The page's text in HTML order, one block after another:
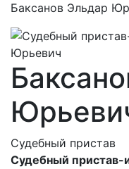
Баксанов Эльдар
Судебный пристав
Судебный пристав-